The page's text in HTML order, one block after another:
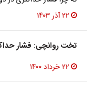
۲۲ آذر ۱۴۰۳
تخت روانچی: فشار
۲۲ خرداد ۱۴۰۰